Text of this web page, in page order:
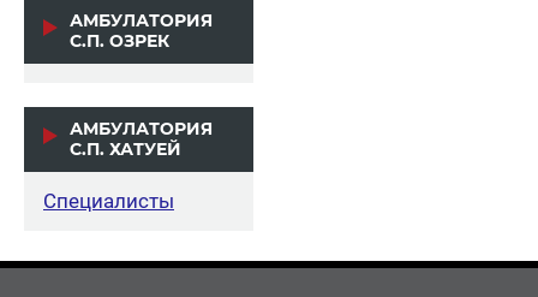
АМБУЛАТОРИЯ
С.П. ОЗРЕК
АМБУЛАТОРИЯ
С.П. ХАТУЕЙ
Специалисты